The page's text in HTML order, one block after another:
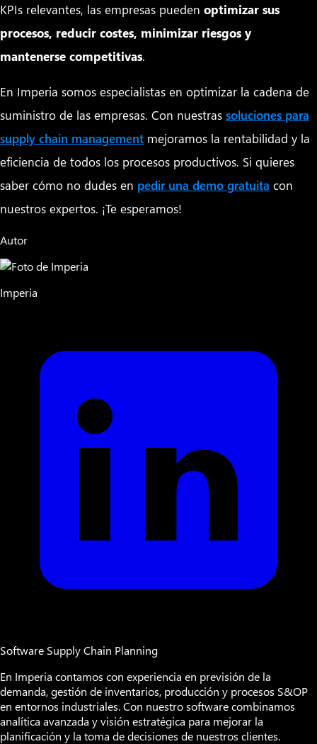
KPIs relevantes, las empresas pueden optimizar sus
procesos, reducir costes, minimizar riesgos y
mantenerse competitivas.
En Imperia somos especialistas en optimizar la cadena de
suministro de las empresas. Con nuestras soluciones para
supply chain management mejoramos la rentabilidad y la
eficiencia de todos los procesos productivos. Si quieres
saber cómo no dudes en pedir una demo gratuita con
nuestros expertos. ¡Te esperamos!
Autor
Imperia
Software Supply Chain Planning
En Imperia contamos con experiencia en previsión de la
demanda, gestión de inventarios, producción y procesos S&OP
en entornos industriales. Con nuestro software combinamos
analítica avanzada y visión estratégica para mejorar la
planificación y la toma de decisiones de nuestros clientes.